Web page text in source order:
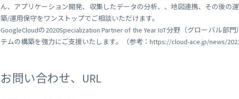
ん、アプリケーション開発、収集したデータの分析、、地図連携、その後の
築/運用保守をワンストップでご相談いただけます。
GoogleCloudの2020Specialization Partner of the Year IoT分野（グローバル部
テムの構築を強力にご支援いたします。（参考：https://cloud-ace.jp/news/
お問い合わせ、URL